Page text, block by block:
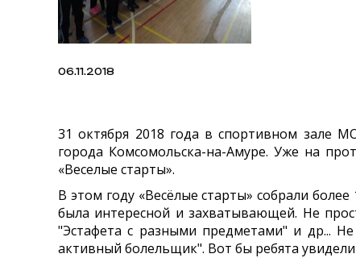
06.11.2018
31 октября 2018 года в спортивном зале
города Комсомольска-на-Амуре. Уже на
«Веселые старты».
В этом году «Весёлые старты» собрали
была интересной и захватывающей. Не
"Эстафета с разными предметами" и др...
активный болельщик". Вот бы ребята